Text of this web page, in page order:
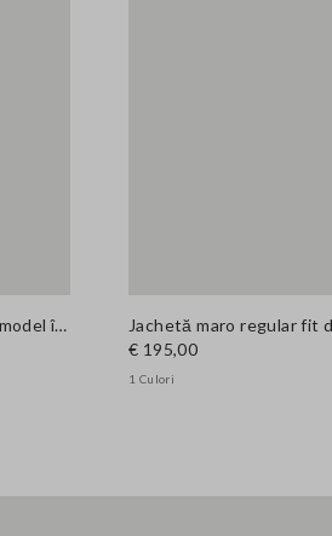
Pulover bej regular fit din amestec de bumbac cu model în carouri
€ 195,00
1 Culori